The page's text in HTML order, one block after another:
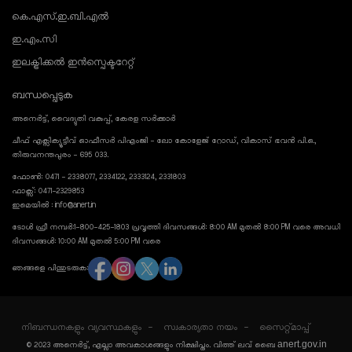
കെ.എസ്.ഇ.ബി.എൽ
ഇ.എം.സി
ഇലക്ട്രിക്കൽ ഇൻസ്പെക്ടറേറ്റ്
ബന്ധപ്പെടുക
അനെർട്ട്, വൈദ്യുതി വകുപ്പ്, കേരള സർക്കാർ
ചീഫ് എക്സിക്യൂട്ടീവ് ഓഫീസർ പിഎംജി - ലോ കോളേജ് റോഡ്, വികാസ് ഭവൻ പി.ഒ.,
തിരുവനന്തപുരം - 695 033.
ഫോൺ: 0471 - 2338077, 2334122, 2333124, 2331803
ഫാക്സ്: 0471-2329853
ഇമെയിൽ : info@anert.in
ടോൾ ഫ്രീ നമ്പർ:1-800-425-1803 പ്രവൃത്തി ദിവസങ്ങൾ: 8:00 AM മുതൽ 8:00 PM വരെ അവധി
ദിവസങ്ങൾ: 10:00 AM മുതൽ 5:00 PM വരെ
ഞങ്ങളെ പിന്തുടരുക:
നിബന്ധനകളും വ്യവസ്ഥകളും സ്വകാര്യതാ നയം സൈറ്റ്മാപ്പ്
© 2023 അനെർട്ട്, എല്ലാ അവകാശങ്ങളും നിക്ഷിപ്തം. വിത്ത് ലവ് ബൈ anert.gov.in